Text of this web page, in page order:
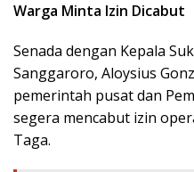
Warga Minta Izin Dicabut
Senada dengan Kepala
Sanggaroro, Aloysius
pemerintah pusat dan
segera mencabut izin
Taga.